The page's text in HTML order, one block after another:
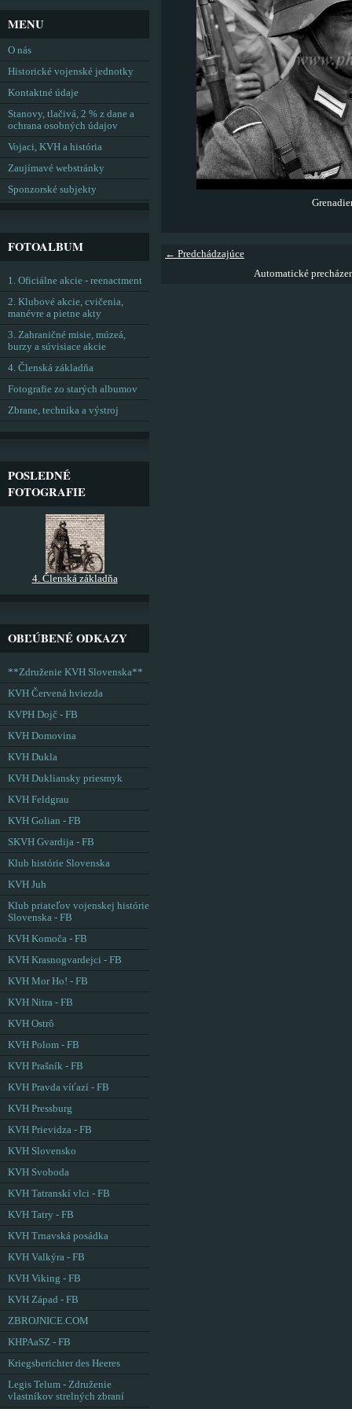
← Predchádzajúce
Automatické
MENU
O nás
Historické vojenské jednotky
Kontaktné údaje
Stanovy, tlačivá, 2 % z dane a
ochrana osobných údajov
Vojaci, KVH a história
Zaujímavé webstránky
Sponzorské subjekty
FOTOALBUM
1. Oficiálne akcie - reenactment
2. Klubové akcie, cvičenia,
manévre a pietne akty
3. Zahraničné misie, múzeá,
burzy a súvisiace akcie
4. Členská základňa
Fotografie zo starých albumov
Zbrane, technika a výstroj
POSLEDNÉ
FOTOGRAFIE
4. Členská základňa
OBĽÚBENÉ ODKAZY
**Združenie KVH Slovenska**
KVH Červená hviezda
KVPH Dojč - FB
KVH Domovina
KVH Dukla
KVH Dukliansky priesmyk
KVH Feldgrau
KVH Golian - FB
SKVH Gvardija - FB
Klub histórie Slovenska
KVH Juh
Klub priateľov vojenskej histórie
Slovenska - FB
KVH Komoča - FB
KVH Krasnogvardejci - FB
KVH Mor Ho! - FB
KVH Nitra - FB
KVH Ostrô
KVH Polom - FB
KVH Prašník - FB
KVH Pravda víťazí - FB
KVH Pressburg
KVH Prievidza - FB
KVH Slovensko
KVH Svoboda
KVH Tatranskí vlci - FB
KVH Tatry - FB
KVH Trnavská posádka
KVH Valkýra - FB
KVH Viking - FB
KVH Západ - FB
ZBROJNICE.COM
KHPAaSZ - FB
Kriegsberichter des Heeres
Legis Telum - Združenie
vlastníkov strelných zbraní